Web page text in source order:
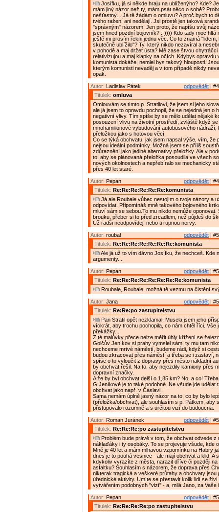
Josífku, já si někde hraju na ublíženýho? Kde?
mám jiný názor než ty, mám psát něco o sobě?
nešťastný... Já tě žádám o omluvu? A proč bych to
tvého ražení ani nedělají. Jsi prostě jen taková
"správným" názorem. Jen proto, že napíšu svůj
jsem hned pozdní bojovník? :-)))) Kdo tady moc hltá
ještě mi prosím řekni jednu věc. Co to znamá
skutečně ublížilo"? Ty, který nikdo nezavíral a
v pohodě a maj držet ústa? Mě zase štvou chytráčci
relativizujou a maj klapky na očích. Kdybys opravdu
komunista dokáže, nemlel bys takový hlouposti.
kterým komunisti nevaděj a v tom případě nikdy
opak.
odpovědět |
Autor: Ladislav Pátek
Titulek: omluva
Omlouvám se tímto p. Stratilovi, že jsem si jeho
ale já jsem to opravdu pochopil, že se nejedná jen o
negativní vlivy. Tím spíše by se mělo udělat nějaké
posouzení vlivu na životní prostředí, zvláště když se
mnohamilionové vybudování autobusového nádraží,
přeložkou jako s hotovou věcí.
Co se týká obchvatu, jak jsem napsal výše, vím, že
nejsou ideální podmínky. Možná jsem se příliš
zdůraznění jako jediné alternativy přeložky. Ale v
to, aby se plánovaná přeložka posoudila ve všech
nových okolnostech a nepřebíralo se mechanicky
přes 40 let staré.
odpovědět |
Autor: Pepan
Titulek: Re:Re:Re:Re:Re:Re:komunista
Já ale Roubale vůbec nestojím o tvoje názory a
odpovídat. Připomínáš mně takového bojovného
mluví sám se sebou.To mu nikdo nemůže oponovat.
brouku, přeber si to před zrcadlem, než půjdeš do
Už radši neodpovídej, nebo ti rupnou nervy.
odpovědět |
Autor: roubal
Titulek: Re:Re:Re:Re:Re:Re:Re:komunista
Ale já už to vím dávno Josífku, že nechceš. Kde
argumenty....
odpovědět |
Autor: Pepan
Titulek: Re:Re:Re:Re:Re:Re:Re:Re:komunista
Roubale, Roubale, možná tě vezmu na čistění
odpovědět |
Autor: Jana
Titulek: Re:Re:po zastupitelstvu
Pan Stratil opět nezklamal. Musela jsem jeho
víckrát, aby trochu pochopila, co nám chtěl říci. Vše
překážky...
Z té malůvky přece nelze měřit úhly křížení se
Golčův Jeníkov si prahy vymslel sám, ty mu tam
nechceme mrtvé náměstí, budeme rádi, když si
budou zkracovat přes náměstí a třeba se i zastaví,
spíše o to vyloučit z dopravy přes město nákladní
by obchvat řešil. Na to, aby nejezdily kamiony přes
dopravní značky.
A že by byl obchvat delší o 1,85 km? No, a co!
G.Jeníkově je to také podobné. Ne všude jde udělat
obchvat jako např. v Čáslavi.
Sama nemám úplně jasný názor na to, co by bylo
(přeložka/obchvat), ale souhlasím s p. Pátkem, aby
přistupovalo rozumně a s určitou vizí do budoucna.
odpovědět |
Autor: Roman Juránek
Titulek: Re:Re:Re:po zastupitelstvu
Problém bude právě v tom, že obchvat odvede z
náklaďáky i ty osobáky. To se projevuje všude, kde
Mně je 40 let a mám mlhavou vzpomínku na Habry
dnes je to pouhá vesnice - ale mají obchvat a klid. A
kdykoliv vyrazíte z města, narazit dříve či později
asfaltku? Souhlasím s názorem, že doprava přes
nikterak tragická a veškeré průtahy a obchvaty jsou
úřednické aktivity. Umíte se přestavit kolik lidí se
vytvářením podobných "vizí" - a, milá Jano, za Vaše
odpovědět |
Autor: Pepan
Titulek: Re:Re:Re:Re:po zastupitelstvu